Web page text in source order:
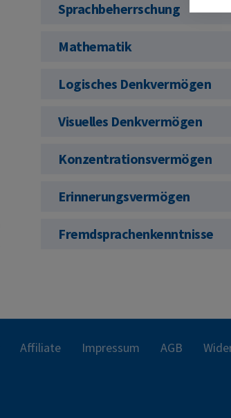
Sprachbeherrschung
Mathematik
Logisches Denkvermögen
Visuelles Denkvermögen
Konzentrationsvermögen
Erinnerungsvermögen
Fremdsprachenkenntnisse
Affiliate Impressum AGB